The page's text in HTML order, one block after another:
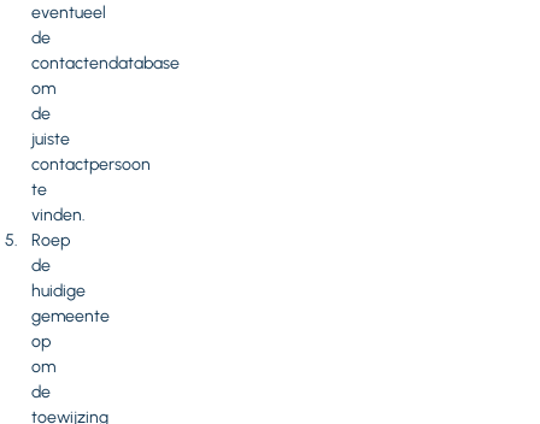
eventueel
de
contactendatabase
om
de
juiste
contactpersoon
te
vinden.
Roep
de
huidige
gemeente
op
om
de
toewijzing